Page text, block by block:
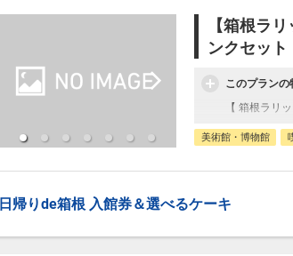
【箱根ラ
ンクセット
このプランの
【 箱根ラリ
美術館・博物館
日帰りde箱根 入館券＆選べるケーキ